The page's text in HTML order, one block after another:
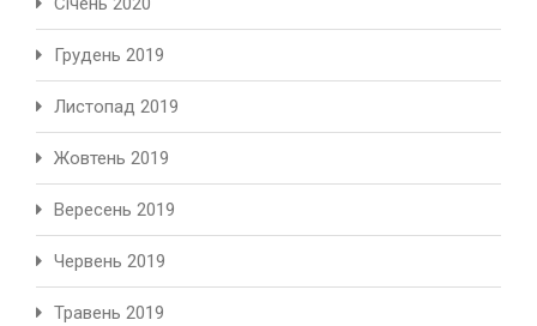
Грудень 2019
Листопад 2019
Жовтень 2019
Вересень 2019
Червень 2019
Травень 2019